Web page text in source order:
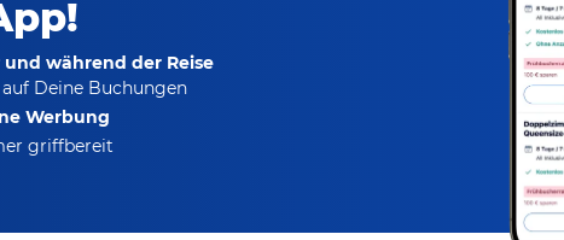
während der Reise
auf Deine Buchungen
Werbung
griffbereit